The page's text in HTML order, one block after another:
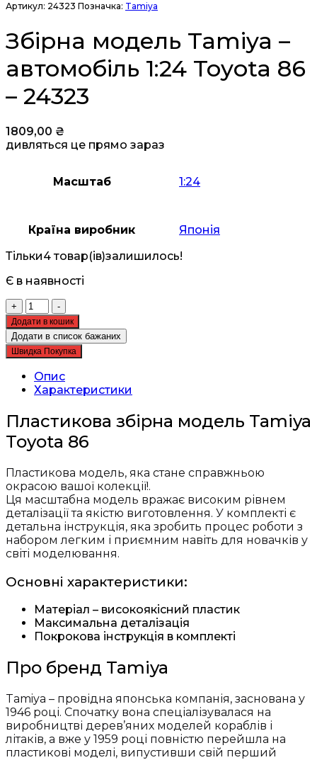
Артикул: 24323 Позначка: Tamiya
Збірна модель Tamiya –
автомобіль 1:24 Toyota 86
– 24323
1809,00 ₴
дивляться це прямо зараз
Масштаб 1:24
Країна виробник
Японія
Тільки4 товар(ів)залишилось!
Є в наявності
+
Збірна
модель
Tamiya
-
автомобіль
1:24
Toyota
86
24323
кількість
-
Додати в кошик
Додати в список бажаних
Швидка Покупка
Опис
Характеристики
Пластикова збірна модель Tamiya
Toyota 86
Пластикова модель, яка стане справжньою
окрасою вашої колекції!.
Ця масштабна модель вражає високим рівнем
деталізації та якістю виготовлення. У комплекті є
детальна інструкція, яка зробить процес роботи з
набором легким і приємним навіть для новачків у
світі моделювання.
Основні характеристики:
Матеріал – високоякісний пластик
Максимальна деталізація
Покрокова інструкція в комплекті
Про бренд Tamiya
Tamiya – провідна японська компанія, заснована у
1946 році. Спочатку вона спеціалізувалася на
виробництві дерев’яних моделей кораблів і
літаків, а вже у 1959 році повністю перейшла на
пластикові моделі, випустивши свій перший